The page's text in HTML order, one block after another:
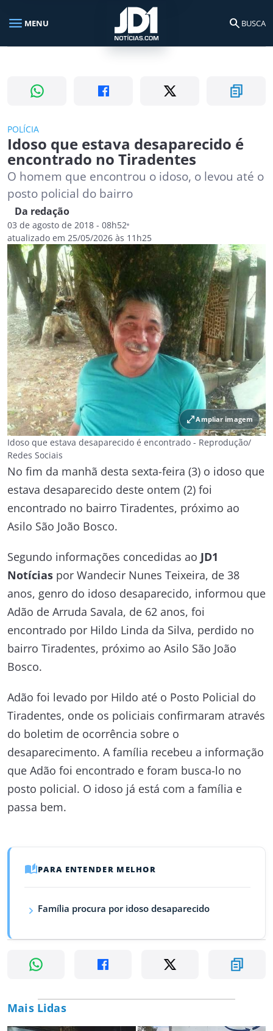
Busca no portal
menu MENU search BUSCA
POLÍCIA
Idoso que estava desaparecido é
encontrado no Tiradentes
O homem que encontrou o idoso, o levou até o
posto policial do bairro
Da redação
03 de agosto de 2018 - 08h52
atualizado em 25/05/2026 às 11h25
open_in_fullAmpliar imagem
Idoso que estava desaparecido é encontrado - Reprodução/
Redes Sociais
No fim da manhã desta sexta-feira (3) o idoso que
estava desaparecido deste ontem (2) foi
encontrado no bairro Tiradentes, próximo ao
Asilo São João Bosco.
Segundo informações concedidas ao JD1
Notícias por Wandecir Nunes Teixeira, de 38
anos, genro do idoso desaparecido, informou que
Adão de Arruda Savala, de 62 anos, foi
encontrado por Hildo Linda da Silva, perdido no
bairro Tiradentes, próximo ao Asilo São João
Bosco.
Adão foi levado por Hildo até o Posto Policial do
Tiradentes, onde os policiais confirmaram através
do boletim de ocorrência sobre o
desaparecimento. A família recebeu a informação
que Adão foi encontrado e foram busca-lo no
posto policial. O idoso já está com a família e
passa bem.
PARA ENTENDER MELHOR
Família procura por idoso desaparecido
Mais Lidas